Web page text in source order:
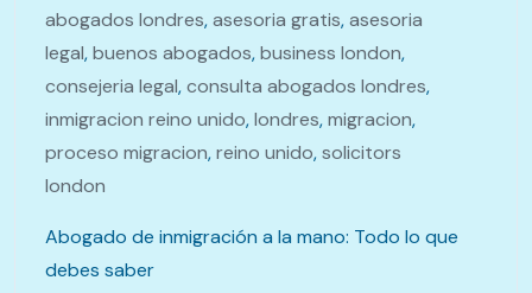
abogados londres,asesoria gratis,asesoria
legal,buenos abogados,business london,
consejeria legal,consulta abogados londres,
inmigracion reino unido,londres,migracion,
proceso migracion,reino unido,solicitors
london
Abogado de inmigración a la mano: Todo lo que
debes saber